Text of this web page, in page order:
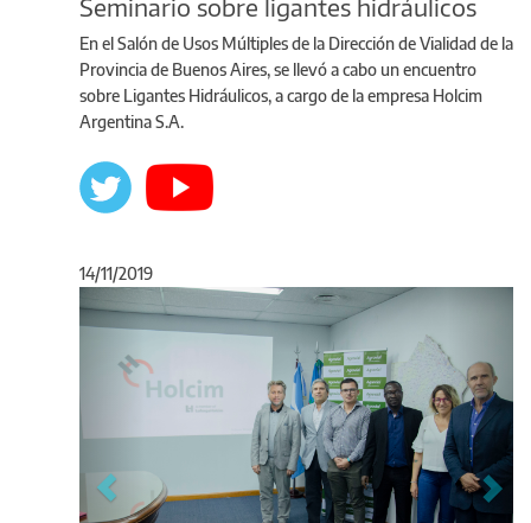
Seminario sobre ligantes hidráulicos
En el Salón de Usos Múltiples de la Dirección de Vialidad de la
Provincia de Buenos Aires, se llevó a cabo un encuentro
sobre Ligantes Hidráulicos, a cargo de la empresa Holcim
Argentina S.A.
14/11/2019
Anterior